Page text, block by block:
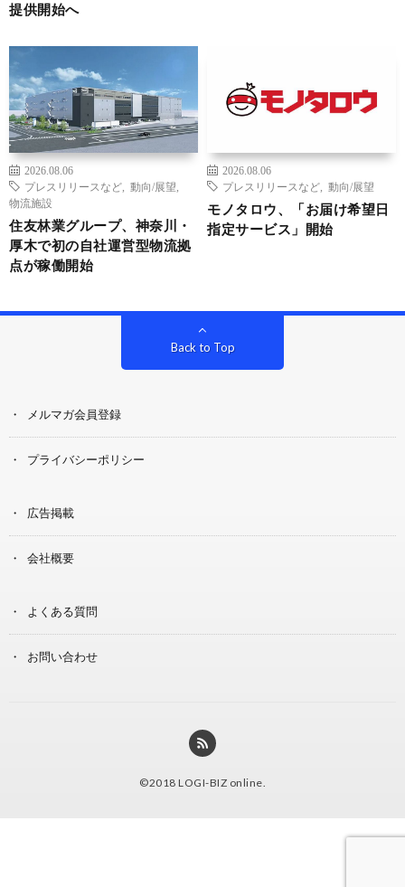
提供開始へ
2026.08.06
プレスリリースなど
動向/展望
物流施設
住友林業グループ、神奈川・
厚木で初の自社運営型物流拠
点が稼働開始
2026.08.06
プレスリリースなど
動向/展望
モノタロウ、「お届け希望日
指定サービス」開始
Back to Top
メルマガ会員登録
プライバシーポリシー
広告掲載
会社概要
よくある質問
お問い合わせ
©2018 LOGI-BIZ online